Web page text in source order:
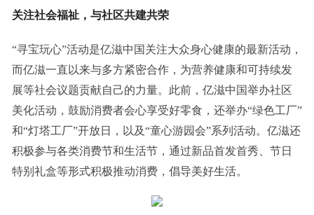
关注社会福祉，与社区共建共荣
“寻宝玩心”活动是亿滋中国关注大众身心健康的最新活动，
而亿滋一直以来与多方紧密合作，为营养健康和可持续发
展等社会议题贡献自己的力量。此前，亿滋中国举办社区
美化活动，鼓励消费者会心享受好零食，还举办“绿色工厂”
和“灯塔工厂”开放日，以及“童心游园会”系列活动。亿滋还
积极参与各类消费节和生活节，通过新品首发首秀、节日
特别礼盒等形式积极推动消费，倡导美好生活。